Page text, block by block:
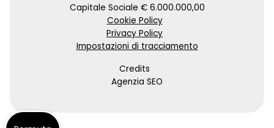
Capitale Sociale € 6.000.000,00
Cookie Policy
Privacy Policy
Impostazioni di tracciamento
Credits
Agenzia SEO